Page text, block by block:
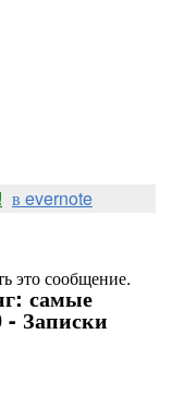
в evernote
это сообщение.
самые
Записки